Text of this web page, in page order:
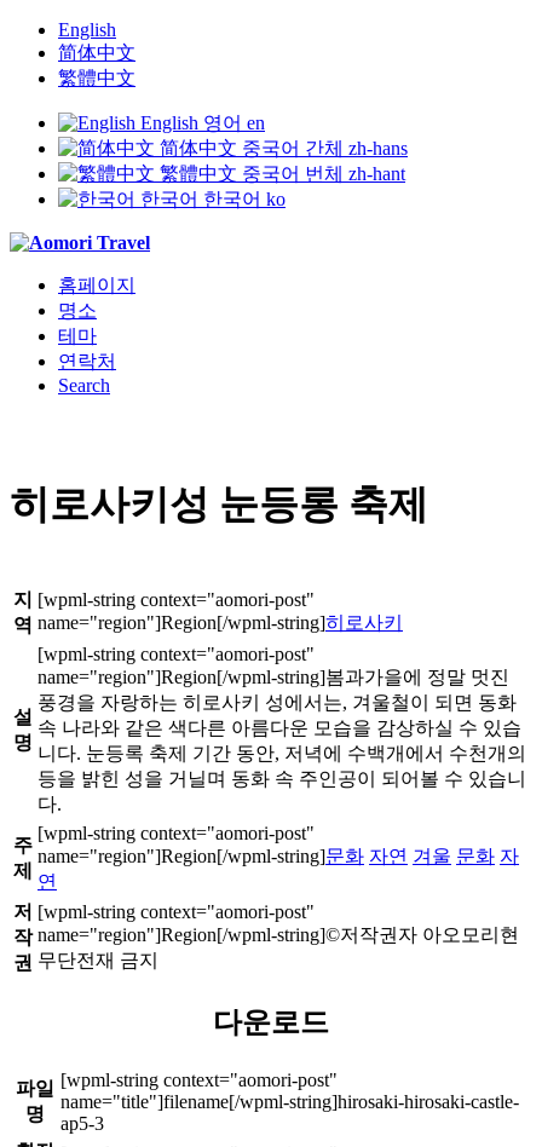
English
简体中文
繁體中文
English 영어 en
简体中文 중국어 간체 zh-hans
繁體中文 중국어 번체 zh-hant
한국어 한국어 ko
홈페이지
명소
테마
연락처
Search
히로사키성 눈등롱 축제
지
역
히로사키
설
명
봄과가을에 정말 멋진
풍경을 자랑하는 히로사키 성에서는, 겨울철이 되면 동화
속 나라와 같은 색다른 아름다운 모습을 감상하실 수 있습
니다. 눈등록 축제 기간 동안, 저녁에 수백개에서 수천개의
등을 밝힌 성을 거닐며 동화 속 주인공이 되어볼 수 있습니
다.
주
제
문화 자연 겨울 문화 자
연
저
작
권
©저작권자 아오모리현
무단전재 금지
다운로드
파일
명
hirosaki-hirosaki-castle-
ap5-3